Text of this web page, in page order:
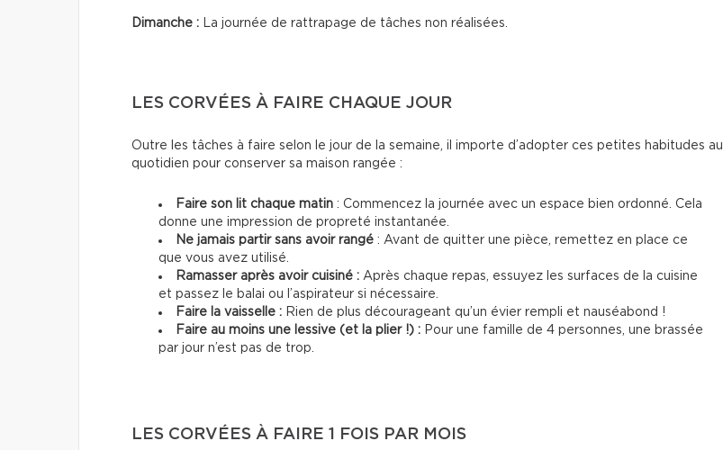
Dimanche : La journée de rattrapage de tâches non réalisées.
LES CORVÉES À FAIRE CHAQUE JOUR
Outre les tâches à faire selon le jour de la semaine, il importe d’adopter ces petites habitudes au
quotidien pour conserver sa maison rangée :
Faire son lit chaque matin : Commencez la journée avec un espace bien ordonné. Cela
donne une impression de propreté instantanée.
Ne jamais partir sans avoir rangé : Avant de quitter une pièce, remettez en place ce
que vous avez utilisé.
Ramasser après avoir cuisiné : Après chaque repas, essuyez les surfaces de la cuisine
et passez le balai ou l’aspirateur si nécessaire.
Faire la vaisselle : Rien de plus décourageant qu’un évier rempli et nauséabond !
Faire au moins une lessive (et la plier !) : Pour une famille de 4 personnes, une brassée
par jour n’est pas de trop.
LES CORVÉES À FAIRE 1 FOIS PAR MOIS